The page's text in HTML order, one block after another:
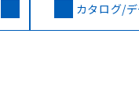
カタログ/